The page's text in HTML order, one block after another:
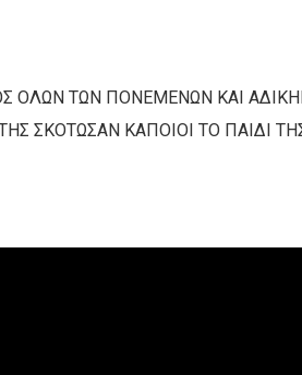
ΟΛΩΝ ΤΩΝ ΠΟΝΕΜΕΝΩΝ ΚΑΙ
ΣΚΟΤΩΣΑΝ ΚΑΠΟΙΟΙ ΤΟ ΠΑΙΔΙ